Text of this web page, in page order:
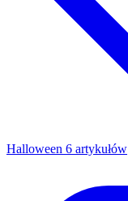
Halloween 6 artykułów